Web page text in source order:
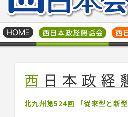
北九州第524回 「従来型と新